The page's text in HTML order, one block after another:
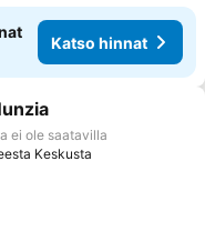
Katso hinnat
ei ole saatavilla
Keskusta